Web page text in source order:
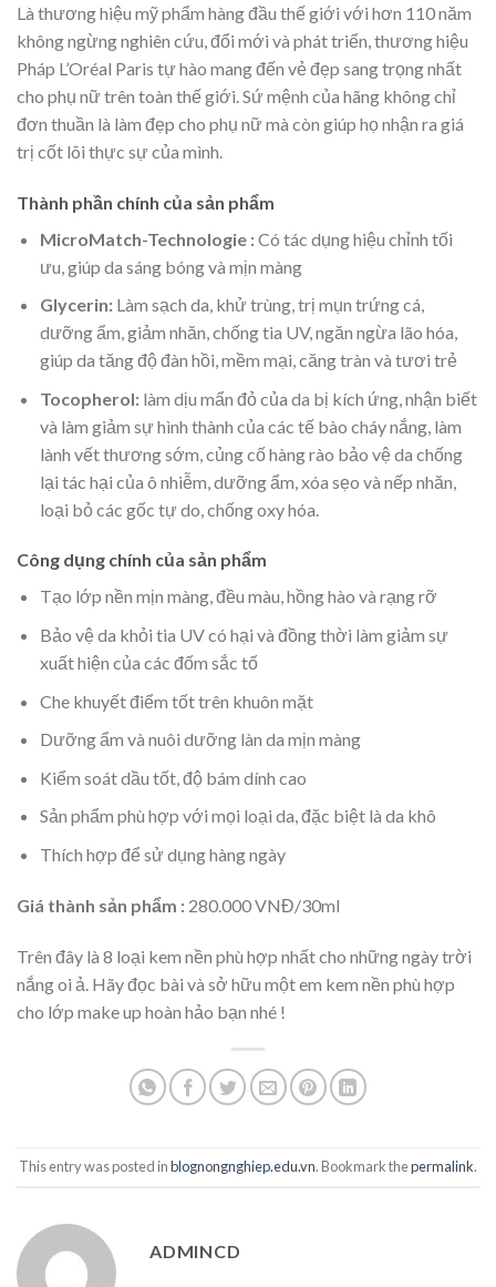
Là thương hiệu mỹ phẩm hàng đầu thế giới với hơn 110 năm
không ngừng nghiên cứu, đổi mới và phát triển, thương hiệu
Pháp L’Oréal Paris tự hào mang đến vẻ đẹp sang trọng nhất
cho phụ nữ trên toàn thế giới. Sứ mệnh của hãng không chỉ
đơn thuần là làm đẹp cho phụ nữ mà còn giúp họ nhận ra giá
trị cốt lõi thực sự của mình.
Thành phần chính của sản phẩm
MicroMatch-Technologie :Có tác dụng hiệu chỉnh tối
ưu, giúp da sáng bóng và mịn màng
Glycerin:Làm sạch da, khử trùng, trị mụn trứng cá,
dưỡng ẩm, giảm nhăn, chống tia UV, ngăn ngừa lão hóa,
giúp da tăng độ đàn hồi, mềm mại, căng tràn và tươi trẻ
Tocopherol:làm dịu mẩn đỏ của da bị kích ứng, nhận biết
và làm giảm sự hình thành của các tế bào cháy nắng, làm
lành vết thương sớm, củng cố hàng rào bảo vệ da chống
lại tác hại của ô nhiễm, dưỡng ẩm, xóa sẹo và nếp nhăn,
loại bỏ các gốc tự do, chống oxy hóa.
Công dụng chính của sản phẩm
Tạo lớp nền mịn màng, đều màu, hồng hào và rạng rỡ
Bảo vệ da khỏi tia UV có hại và đồng thời làm giảm sự
xuất hiện của các đốm sắc tố
Che khuyết điểm tốt trên khuôn mặt
Dưỡng ẩm và nuôi dưỡng làn da mịn màng
Kiểm soát dầu tốt, độ bám dính cao
Sản phẩm phù hợp với mọi loại da, đặc biệt là da khô
Thích hợp để sử dụng hàng ngày
Giá thành sản phẩm : 280.000 VNĐ/30ml
Trên đây là 8 loại kem nền phù hợp nhất cho những ngày trời
nắng oi ả. Hãy đọc bài và sở hữu một em kem nền phù hợp
cho lớp make up hoàn hảo bạn nhé !
This entry was posted inblognongnghiep.edu.vn. Bookmark thepermalink.
ADMINCD